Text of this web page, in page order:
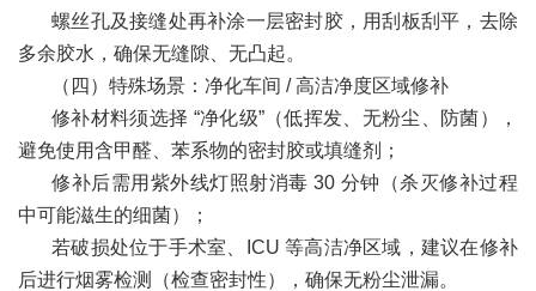
螺丝孔及接缝处再补涂一层密封胶，用刮板刮平，去除
多余胶水，确保无缝隙、无凸起。
（四）特殊场景：净化车间 / 高洁净度区域修补
修补材料须选择 “净化级”（低挥发、无粉尘、防菌），
避免使用含甲醛、苯系物的密封胶或填缝剂；
修补后需用紫外线灯照射消毒 30 分钟（杀灭修补过程
中可能滋生的细菌）；
若破损处位于手术室、ICU 等高洁净区域，建议在修补
后进行烟雾检测（检查密封性），确保无粉尘泄漏。